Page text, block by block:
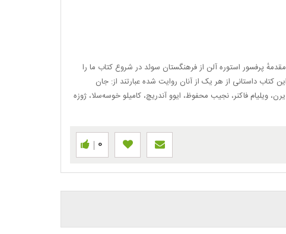
پرفسور استوره آلن از فرهنگستان سوئد در شروع کتاب ما را
کتاب داستانی از هر یک از آنان روایت شده عبارتند از: جان
ویلیام فاکنر، نجیب محفوظ، ایوو آندریچ، کامیلو خوسه‌سلا، ژوزه
0